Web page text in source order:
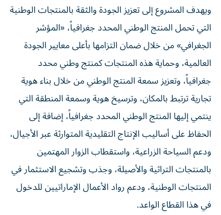
ويهدف المشروع إلى تعزيز الجودة والثقة بالمنتجات الوطنية
التي تحمل المنتج الوطني المحدد جغرافياً، «المؤشر
الجغرافي» من خلال ضمان التزامها بأعلى معايير الجودة
العالمية، وحماية هذه المنتجات كمنتج وطني محدد
جغرافياً، وتعزيز سمعة المنتج الوطني من خلال بناء هوية
تجارية ترتبط بالمكان، وترسيخ هوية وسمعة المنطقة التي
ينتمي إليها المنتج الوطني المحدد جغرافياً، إضافة إلى
الحفاظ على أساليب الإنتاج التقليدية المتوارثة عبر الأجيال،
ودعم السياحة الزراعية، واستقطاب الزوار المهتمين
بالمنتجات التراثية والأصيلة، وجذب وتشجيع الاستثمار في
المنتجات الوطنية، ودعم رواد الأعمال الإماراتيين للدخول
في هذا القطاع الواعد.